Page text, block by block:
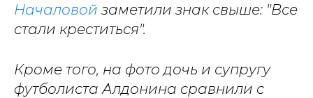
Началовой заметили знак свыше: "Все
стали креститься".
Кроме того, на фото дочь и супругу
футболиста Алдонина сравнили с